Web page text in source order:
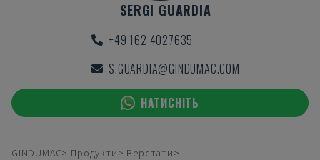
SERGI GUARDIA
+49 162 4027635
S.GUARDIA@GINDUMAC.COM
НАТИСНІТЬ
GINDUMAC Продукти
Верстати